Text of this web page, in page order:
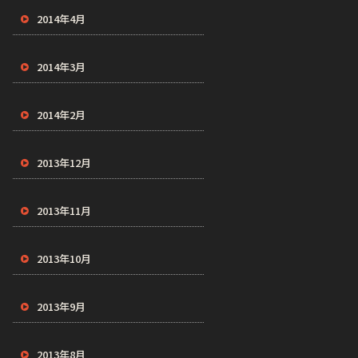
2014年4月
2014年3月
2014年2月
2013年12月
2013年11月
2013年10月
2013年9月
2013年8月